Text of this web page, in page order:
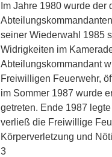
Im Jahre 1980 wurde
seiner Wiederwahl 1985
Widrigkeiten im
Abteilungskommandant
Freiwilligen Feuerwehr,
im Sommer 1987 wurde
getreten. Ende 1987
verließ die Freiwillige
Körperverletzung und
3